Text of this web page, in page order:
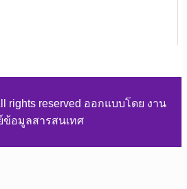
rights reserved ออกแบบโดย งาน
ข้อมูลสารสนเทศ